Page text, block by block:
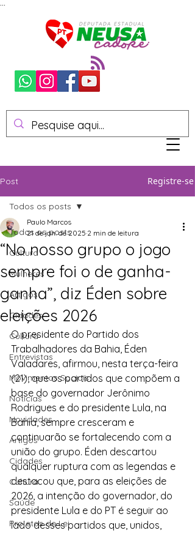
Post Registre-se
Todos os posts
Cultura
Mulheres
Artigos
Cidades
Cultura
Entrevistas
Movimentos Sociais
Notícias
Novidades
Artigos
Cidades
Cultura
Saúde
Projetos de Lei
Todos os posts
“No nosso grupo o jogo
sempre foi o de ganha-
ganha”, diz Éden sobre
eleições 2026
Paulo Marcos
21 de jan. de 2025 2 min de leitura
O presidente do Partido dos
Trabalhadores da Bahia, Éden
Valadares, afirmou, nesta terça-feira
(21), que os partidos que compõem a
base do governador Jerônimo
Rodrigues e do presidente Lula, na
Bahia, sempre cresceram e
continuarão se fortalecendo com a
união do grupo. Éden descartou
qualquer ruptura com as legendas e
destacou que, para as eleições de
2026, a intenção do governador, do
presidente Lula e do PT é seguir ao
lado desses partidos que, unidos,